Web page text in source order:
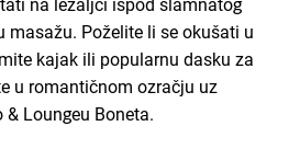
na ležaljci ispod slamnatog
masažu. Poželite li se okušati u
kajak ili popularnu dasku za
u romantičnom ozračju uz
Loungeu Boneta.